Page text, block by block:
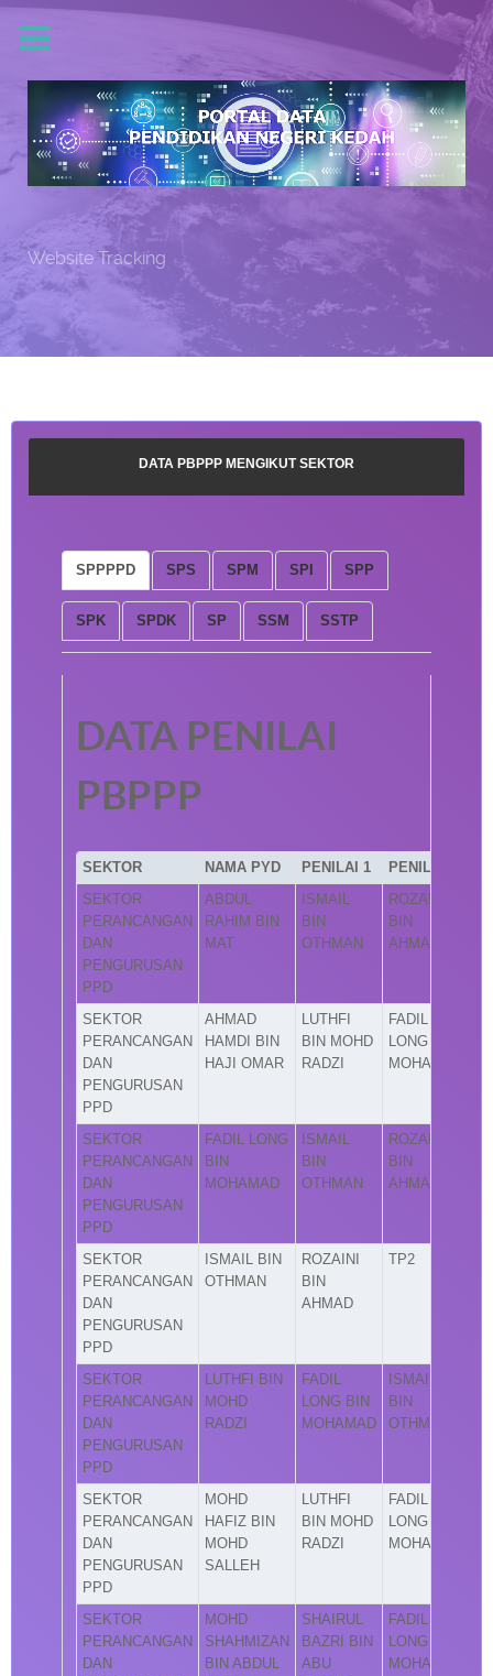
Website Tracking
DATA PBPPP MENGIKUT SEKTOR
SPPPPD SPS SPM SPI SPP
SPK SPDK SP SSM SSTP
DATA PENILAI
PBPPP
SEKTOR NAMA PYD PENILAI 1 PENILAI 2
SEKTOR
PERANCANGAN
DAN
PENGURUSAN
PPD
ABDUL
RAHIM BIN
MAT
ISMAIL
BIN
OTHMAN
ROZAINI
BIN
AHMAD
SEKTOR
PERANCANGAN
DAN
PENGURUSAN
PPD
AHMAD
HAMDI BIN
HAJI OMAR
LUTHFI
BIN MOHD
RADZI
FADIL
LONG BIN
MOHAMAD
SEKTOR
PERANCANGAN
DAN
PENGURUSAN
PPD
FADIL LONG
BIN
MOHAMAD
ISMAIL
BIN
OTHMAN
ROZAINI
BIN
AHMAD
SEKTOR
PERANCANGAN
DAN
PENGURUSAN
PPD
ISMAIL BIN
OTHMAN
ROZAINI
BIN
AHMAD
TP2
SEKTOR
PERANCANGAN
DAN
PENGURUSAN
PPD
LUTHFI BIN
MOHD
RADZI
FADIL
LONG BIN
MOHAMAD
ISMAIL
BIN
OTHMAN
SEKTOR
PERANCANGAN
DAN
PENGURUSAN
PPD
MOHD
HAFIZ BIN
MOHD
SALLEH
LUTHFI
BIN MOHD
RADZI
FADIL
LONG BIN
MOHAMAD
SEKTOR
PERANCANGAN
DAN
MOHD
SHAHMIZAN
BIN ABDUL
SHAIRUL
BAZRI BIN
ABU
FADIL
LONG BIN
MOHAMAD